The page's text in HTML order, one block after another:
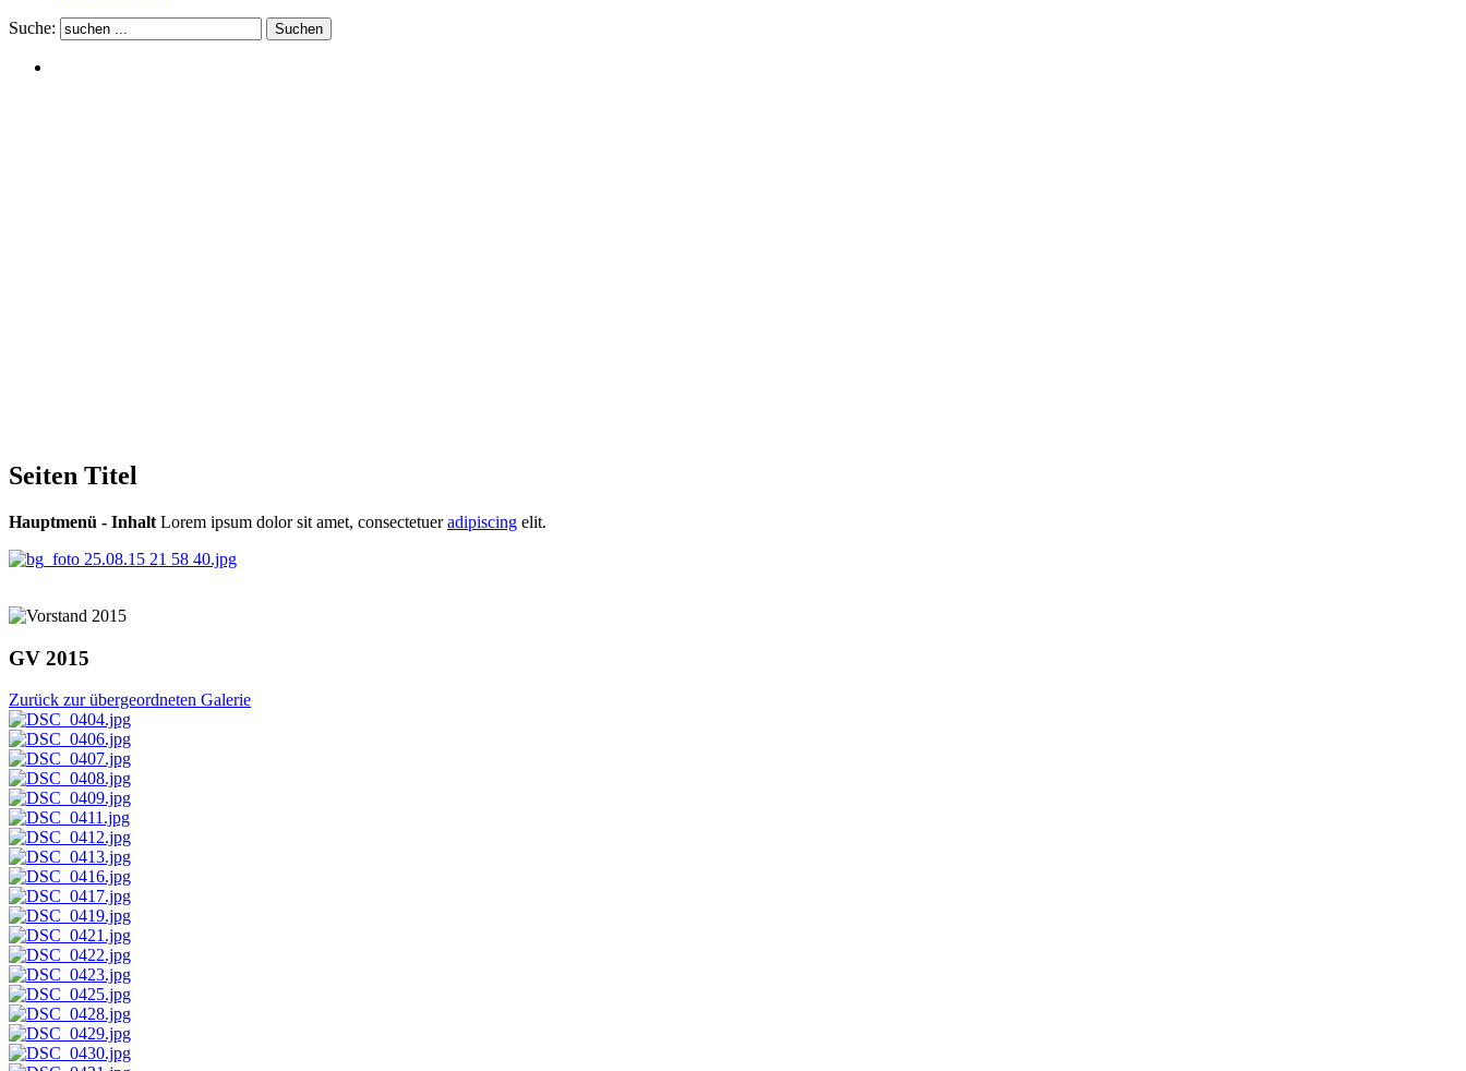
Suche:
Seiten Titel
Hauptmenü - Inhalt Lorem ipsum dolor sit amet, consectetueradipiscing elit.
GV 2015
Zurück zur übergeordneten Galerie